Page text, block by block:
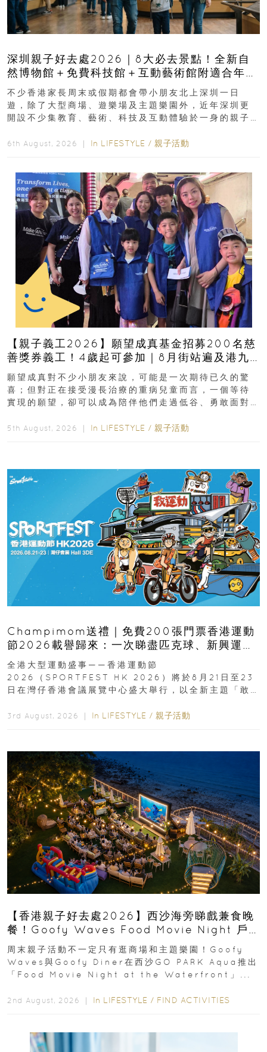
深圳親子好去處2026｜8大必去景點！全新自
然博物館＋免費科技館＋互動藝術館附適合年
齡、交通、門票、開放時間
不少香港家長周末或假期都會帶小朋友北上深圳一日
遊，除了大型商場、遊樂場及主題樂園外，近年深圳更
開設不少集教育、藝術、科技及互動體驗於一身的親子
6th August, 2026 ｜ In LIFESTYLE / 親子活動
【親子義工2026】願望成真基金招募200名慈
善獎券義工！4歲起可參加｜8月街站遍及港九
新界
願望成真對不少小朋友來說，可能是一次期待已久的驚
喜；但對正在接受漫長治療的重病兒童而言，一個等待
實現的願望，卻可以成為陪伴他們走過低谷、勇敢面對
5th August, 2026 ｜ In LIFESTYLE / 親子活動
Champimom送禮｜免費200張門票香港運動
節2026載譽歸來：一次睇盡匹克球、新興運
動、街舞比賽＋逾百運動品牌展覽
全港大型運動盛事——香港運動節
2026（SPORTFEST HK 2026）將於8月21日至23
日在灣仔香港會議展覽中心盛大舉行，以全新主題「敢
3rd August, 2026 ｜ In LIFESTYLE / 親子活動
【香港親子好去處2026】西沙海旁睇戲兼食晚
餐！Goofy Waves Food Movie Night 戶
外影院逢週末登場
周末親子活動不一定只有逛商場和主題樂園！Goofy
Waves與Goofy Diner在西沙GO PARK Aqua推出
「Food Movie Night at the Waterfront」...
2nd August, 2026 ｜ In LIFESTYLE / FIND ACTIVITIES